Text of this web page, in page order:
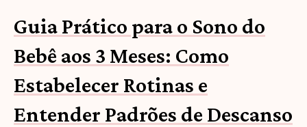
Guia Prático para o Sono do
Bebê aos 3 Meses: Como
Estabelecer Rotinas e
Entender Padrões de Descanso